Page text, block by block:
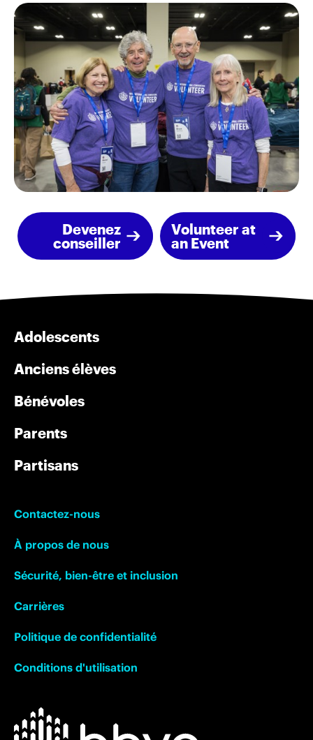
Devenez
conseiller
Volunteer at
an Event
Adolescents
Anciens élèves
Bénévoles
Parents
Partisans
Contactez-nous
À propos de nous
Sécurité, bien-être et inclusion
Carrières
Politique de confidentialité
Conditions d'utilisation